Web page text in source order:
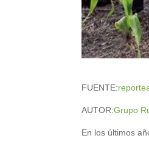
FUENTE:
AUTOR:Grupo
En los últimos